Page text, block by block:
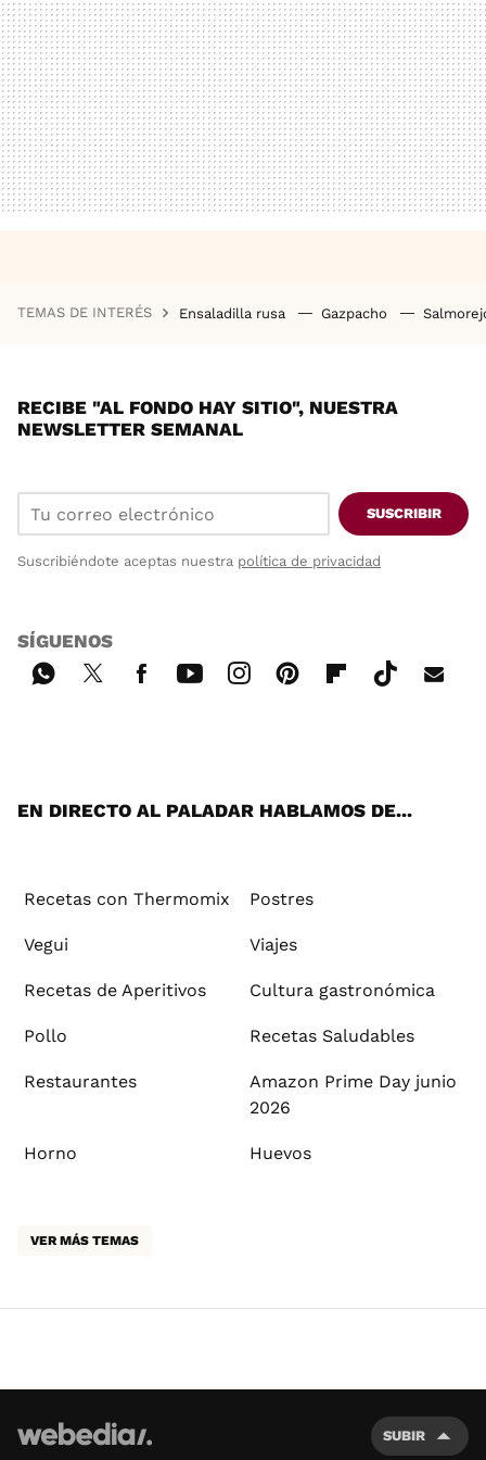
TEMAS DE INTERÉS Ensaladilla rusa Gazpacho
RECIBE "AL FONDO HAY SITIO", NUESTRA
NEWSLETTER SEMANAL
SUSCRIBIR
Suscribiéndote aceptas nuestra política de privacidad
SÍGUENOS
EN DIRECTO AL PALADAR HABLAMOS DE...
Recetas con Thermomix Postres
Vegui Viajes
Recetas de Aperitivos Cultura gastronómica
Pollo Recetas Saludables
Restaurantes
Amazon Prime Day junio
2026
Horno Huevos
VER MÁS TEMAS
SUBIR